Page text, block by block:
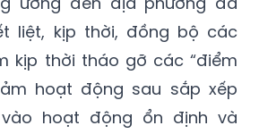
liệt, kịp thời, đồng bộ các
kịp thời tháo gỡ các “điểm
hoạt động sau sắp xếp
hoạt động ổn định và